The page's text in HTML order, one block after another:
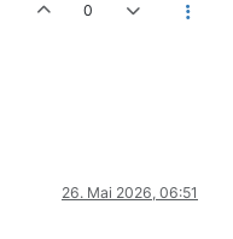
0
26. Mai 2026, 06:51